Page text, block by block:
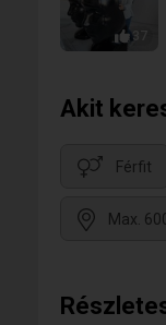
37
Akit
Férfit
Max.